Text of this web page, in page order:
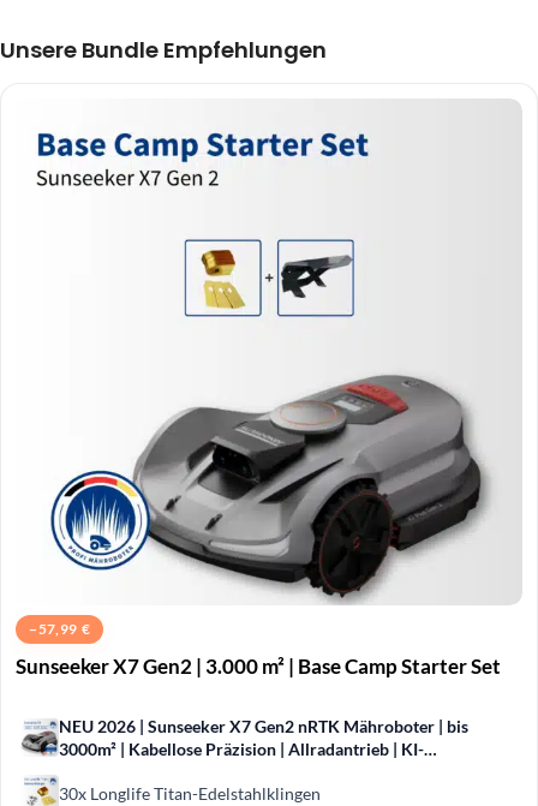
Unsere Bundle Empfehlungen
−57,99 €
Sunseeker X7 Gen2 | 3.000 m² | Base Camp Starter Set
NEU 2026 | Sunseeker X7 Gen2 nRTK Mähroboter | bis
3000m² | Kabellose Präzision | Allradantrieb | KI-
30x Longlife Titan-Edelstahlklingen